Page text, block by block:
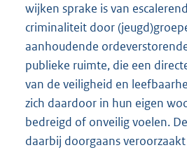
wijken sprake is van
criminaliteit door
aanhoudende
publieke ruimte, die een
van de veiligheid en
zich daardoor in hun eigen
bedreigd of onveilig voelen.
daarbij doorgaans